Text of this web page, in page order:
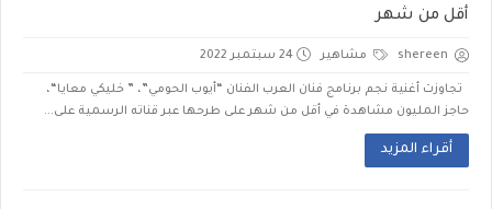
أقل من شهر
shereen مشاهير 24 سبتمبر 2022
تجاوزت أغنية نجم برنامج فنان العرب الفنان “أيوب الحومي”، ” خليكي معايا“،
حاجز المليون مشاهدة في أقل من شهر على طرحها عبر قناته الرسمية على...
أقراء المزيد